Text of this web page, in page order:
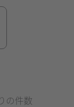
の件数